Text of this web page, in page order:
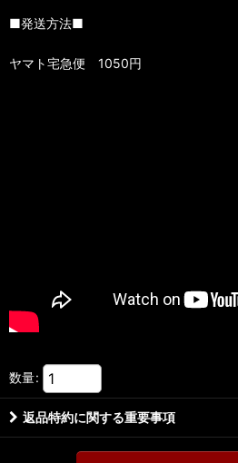
■発送方法■
ヤマト宅急便 1050円
数量:
返品特約に関する重要事項